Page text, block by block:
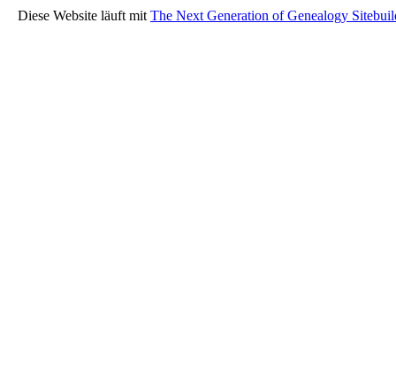
Diese Website läuft mit The Next Generation of Genealogy